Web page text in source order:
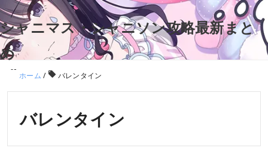
シャニマス・シャニソン攻略最新まと
め
ホーム / バレンタイン
バレンタイン